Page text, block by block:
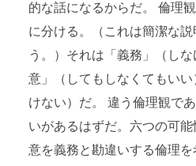
的な話になるからだ。 倫理
に分ける。（これは簡潔な
う。）それは「義務」（し
意」（してもしなくてもい
けない）だ。 違う倫理観で
いがあるはずだ。六つの可
意を義務と勘違いする倫理